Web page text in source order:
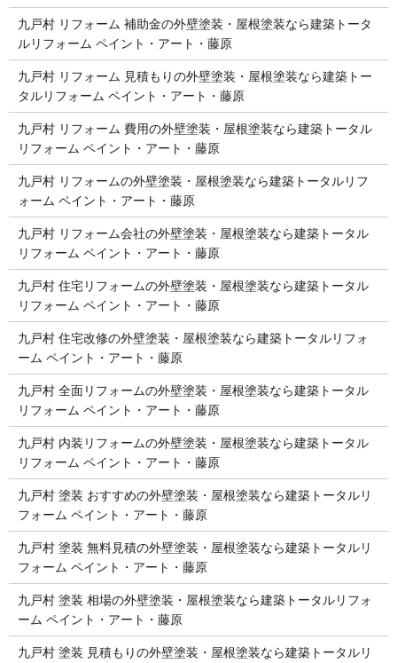
九戸村 リフォーム 補助金の外壁塗装・屋根塗装なら建築トータ
ルリフォーム ペイント・アート・藤原
九戸村 リフォーム 見積もりの外壁塗装・屋根塗装なら建築トー
タルリフォーム ペイント・アート・藤原
九戸村 リフォーム 費用の外壁塗装・屋根塗装なら建築トータル
リフォーム ペイント・アート・藤原
九戸村 リフォームの外壁塗装・屋根塗装なら建築トータルリフ
ォーム ペイント・アート・藤原
九戸村 リフォーム会社の外壁塗装・屋根塗装なら建築トータル
リフォーム ペイント・アート・藤原
九戸村 住宅リフォームの外壁塗装・屋根塗装なら建築トータル
リフォーム ペイント・アート・藤原
九戸村 住宅改修の外壁塗装・屋根塗装なら建築トータルリフォ
ーム ペイント・アート・藤原
九戸村 全面リフォームの外壁塗装・屋根塗装なら建築トータル
リフォーム ペイント・アート・藤原
九戸村 内装リフォームの外壁塗装・屋根塗装なら建築トータル
リフォーム ペイント・アート・藤原
九戸村 塗装 おすすめの外壁塗装・屋根塗装なら建築トータルリ
フォーム ペイント・アート・藤原
九戸村 塗装 無料見積の外壁塗装・屋根塗装なら建築トータルリ
フォーム ペイント・アート・藤原
九戸村 塗装 相場の外壁塗装・屋根塗装なら建築トータルリフォ
ーム ペイント・アート・藤原
九戸村 塗装 見積もりの外壁塗装・屋根塗装なら建築トータルリ